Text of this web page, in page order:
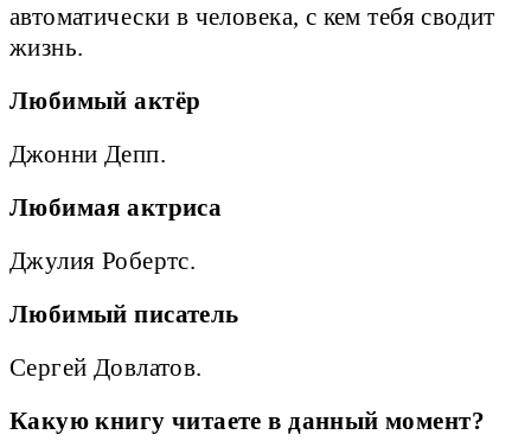
автоматически в человека, с кем тебя сводит
жизнь.
Любимый актёр
Джонни Депп.
Любимая актриса
Джулия Робертс.
Любимый писатель
Сергей Довлатов.
Какую книгу читаете в данный момент?